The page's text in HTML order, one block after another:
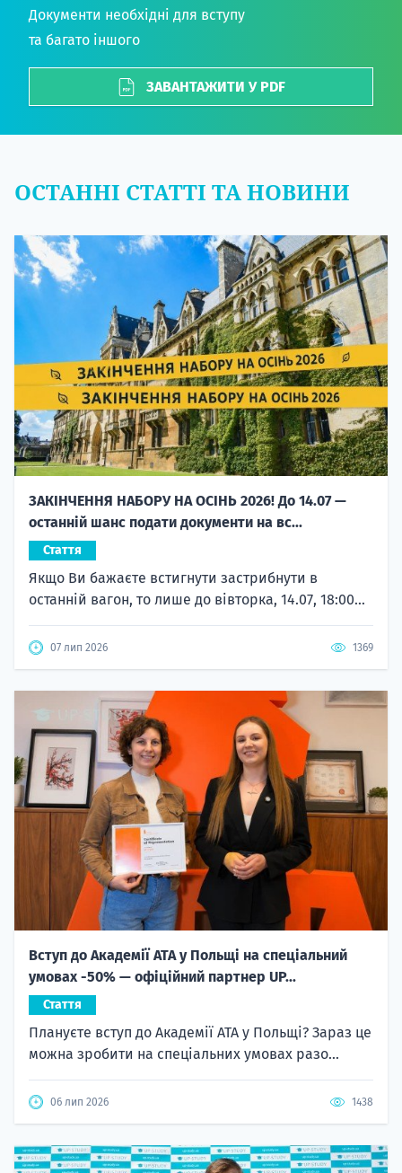
Документи необхідні для вступу
та багато іншого
ЗАВАНТАЖИТИ У PDF
ОСТАННІ СТАТТІ ТА НОВИНИ
ЗАКІНЧЕННЯ НАБОРУ НА ОСІНЬ 2026! До 14.07 —
останній шанс подати документи на вс...
Стаття
Якщо Ви бажаєте встигнути застрибнути в
останній вагон, то лише до вівторка, 14.07, 18:00...
07 лип 2026 1369
Вступ до Академії ATA у Польщі на спеціальний
умовах -50% — офіційний партнер UP...
Стаття
Плануєте вступ до Академії ATA у Польщі? Зараз це
можна зробити на спеціальних умовах разо...
06 лип 2026 1438